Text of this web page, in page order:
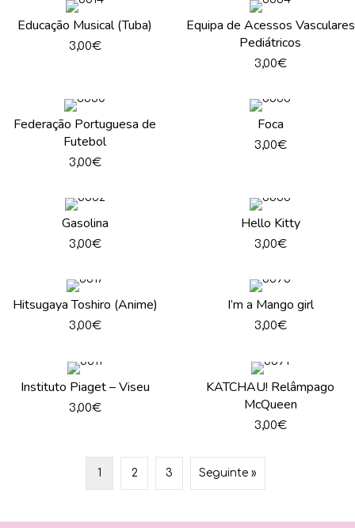
Educação Musical (Tuba)
3,00€
Equipa de Acessos Vasculares
Pediátricos
3,00€
Federação Portuguesa de
Futebol
3,00€
Foca
3,00€
Gasolina
3,00€
Hello Kitty
3,00€
Hitsugaya Toshiro (Anime)
3,00€
I’m a Mango girl
3,00€
Instituto Piaget – Viseu
3,00€
KATCHAU! Relâmpago
McQueen
3,00€
1 2 3 Seguinte »